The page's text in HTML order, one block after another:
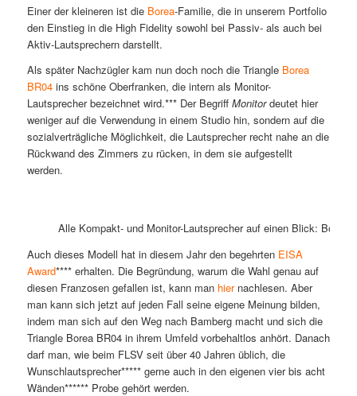
Einer der kleineren ist die Borea-Familie, die in unserem Portfolio
den Einstieg in die High Fidelity sowohl bei Passiv- als auch bei
Aktiv-Lautsprechern darstellt.
Als später Nachzügler kam nun doch noch die Triangle Borea
BR04ins schöne Oberfranken, die intern als Monitor-
Lautsprecher bezeichnet wird.*** Der Begriff Monitordeutet hier
weniger auf die Verwendung in einem Studio hin, sondern auf die
sozialverträgliche Möglichkeit, die Lautsprecher recht nahe an die
Rückwand des Zimmers zu rücken, in dem sie aufgestellt
werden.
Alle Kompakt- und Monitor-Lautsprecher auf einen Blick: Borea
Auch dieses Modell hat in diesem Jahr den begehrten EISA
Award**** erhalten. Die Begründung, warum die Wahl genau auf
diesen Franzosen gefallen ist, kann man hiernachlesen. Aber
man kann sich jetzt auf jeden Fall seine eigene Meinung bilden,
indem man sich auf den Weg nach Bamberg macht und sich die
Triangle Borea BR04 in ihrem Umfeld vorbehaltlos anhört. Danach
darf man, wie beim FLSV seit über 40 Jahren üblich, die
Wunschlautsprecher***** gerne auch in den eigenen vier bis acht
Wänden****** Probe gehört werden.